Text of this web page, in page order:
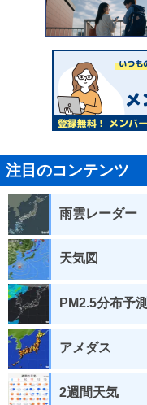
注目のコンテンツ
雨雲レーダー
天気図
PM2.5分布予測
アメダス
2週間天気